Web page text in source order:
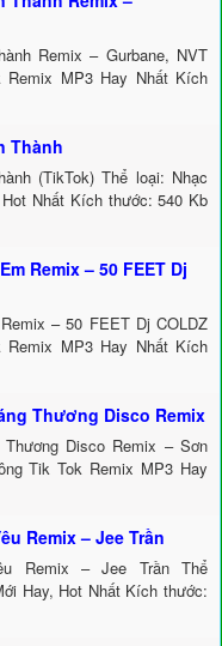
Remix – Gurbane, NVT
Remix MP3 Hay Nhất Kích
Thành
(TikTok) Thể loại: Nhạc
Nhất Kích thước: 540 Kb
Remix – 50 FEET Dj
– 50 FEET Dj COLDZ
Remix MP3 Hay Nhất Kích
Thương Disco Remix
Disco Remix – Sơn
Tik Tok Remix MP3 Hay
Remix – Jee Trần
Remix – Jee Trần Thể
Hay, Hot Nhất Kích thước: